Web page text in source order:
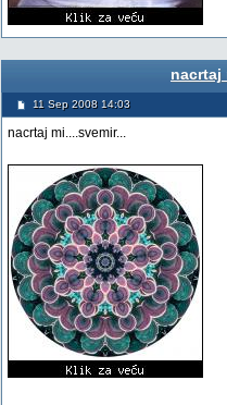
nacrtaj
11 Sep 2008 14:03
nacrtaj mi....svemir...